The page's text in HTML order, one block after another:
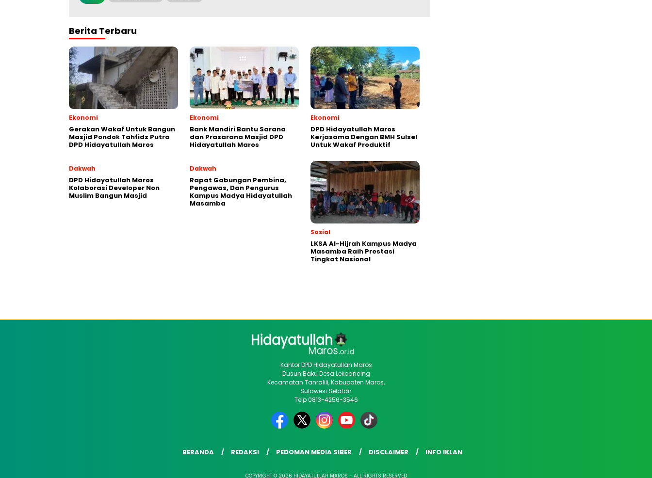
Berita Terbaru
Ekonomi
Gerakan Wakaf Untuk Bangun
Masjid Pondok Tahfidz Putra
DPD Hidayatullah Maros
Ekonomi
Bank Mandiri Bantu Sarana
dan Prasarana Masjid DPD
Hidayatullah Maros
Ekonomi
DPD Hidayatullah Maros
Kerjasama Dengan BMH Sulsel
Untuk Wakaf Produktif
Dakwah
DPD Hidayatullah Maros
Kolaborasi Developer Non
Muslim Bangun Masjid
Dakwah
Rapat Gabungan Pembina,
Pengawas, Dan Pengurus
Kampus Madya Hidayatullah
Masamba
Sosial
LKSA Al-Hijrah Kampus Madya
Masamba Raih Prestasi
Tingkat Nasional
Kantor DPD Hidayatullah Maros
Dusun Baku Desa Lekoancing
Kecamatan Tanralili, Kabupaten Maros,
Sulawesi Selatan
Telp 0813-4256-3546
BERANDA REDAKSI PEDOMAN MEDIA SIBER DISCLAIMER INFO IKLAN
COPYRIGHT © 2026 HIDAYATULLAH MAROS - ALL RIGHTS RESERVED